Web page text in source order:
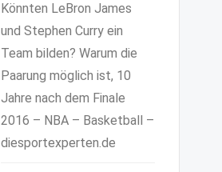
Könnten LeBron James
und Stephen Curry ein
Team bilden? Warum die
Paarung möglich ist, 10
Jahre nach dem Finale
2016 – NBA – Basketball –
diesportexperten.de